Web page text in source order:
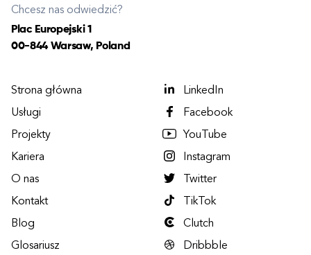
Chcesz nas odwiedzić?
Plac Europejski 1
00-844 Warsaw, Poland
Strona główna
Usługi
Projekty
Kariera
O nas
Kontakt
Blog
Glosariusz
LinkedIn
Facebook
YouTube
Instagram
Twitter
TikTok
Clutch
Dribbble